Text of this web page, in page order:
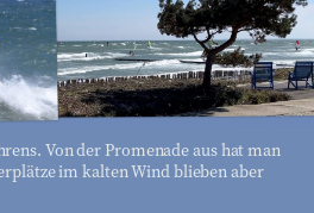
Von der Promenade aus hat man
im kalten Wind blieben aber